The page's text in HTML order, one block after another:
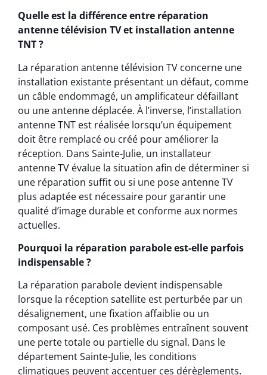
Quelle est la différence entre réparation
antenne télévision TV et installation antenne
TNT ?
La réparation antenne télévision TV concerne une
installation existante présentant un défaut, comme
un câble endommagé, un amplificateur défaillant
ou une antenne déplacée. À l’inverse, l’installation
antenne TNT est réalisée lorsqu’un équipement
doit être remplacé ou créé pour améliorer la
réception. Dans Sainte-Julie, un installateur
antenne TV évalue la situation afin de déterminer si
une réparation suffit ou si une pose antenne TV
plus adaptée est nécessaire pour garantir une
qualité d’image durable et conforme aux normes
actuelles.
Pourquoi la réparation parabole est-elle parfois
indispensable ?
La réparation parabole devient indispensable
lorsque la réception satellite est perturbée par un
désalignement, une fixation affaiblie ou un
composant usé. Ces problèmes entraînent souvent
une perte totale ou partielle du signal. Dans le
département Sainte-Julie, les conditions
climatiques peuvent accentuer ces dérèglements.